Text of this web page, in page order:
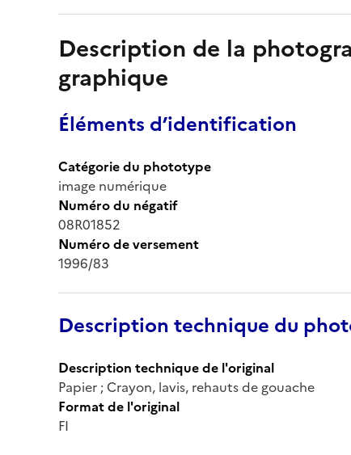
Description de la
graphique
Éléments d’identification
Catégorie du phototype
image numérique
Numéro du négatif
08R01852
Numéro de versement
1996/83
Description technique du
Description technique de l'original
Papier ; Crayon, lavis, rehauts de gouache
Format de l'original
FI